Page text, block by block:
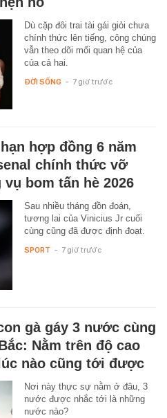
Dù cặp đôi trai tài gái giỏi chưa
chính thức lên tiếng, công chúng
vẫn theo dõi mối quan hệ của
của cả hai.
ĐỜI SỐNG - 7 giờ trước
hợp đồng 6 năm
chính thức vỡ
bom tấn hè 2026
Sau nhiều tháng đồn đoán,
tương lai của Vinicius Jr cuối
cùng cũng đã được định đoạt.
SPORT - 7 giờ trước
gà gáy 3 nước cùng
Nằm trên độ cao
nào cũng tới được
Nơi này thực sự nằm ở đâu, 3
nước được nhắc tới là những
nước nào?